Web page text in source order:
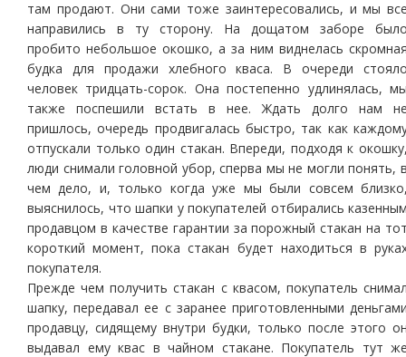
там продают. Они сами тоже заинтересовались, и мы
направились в ту сторону. На дощатом заборе
пробито небольшое окошко, а за ним виднелась
будка для продажи хлебного кваса. В очереди
человек тридцать-сорок. Она постепенно удлинялась,
также поспешили встать в нее. Ждать долго нам
пришлось, очередь продвигалась быстро, так как
отпускали только один стакан. Впереди, подходя к
люди снимали головной убор, сперва мы не могли понять,
чем дело, и, только когда уже мы были совсем
выяснилось, что шапки у покупателей отбирались
продавцом в качестве гарантии за порожный стакан на
короткий момент, пока стакан будет находиться в
покупателя.
Прежде чем получить стакан с квасом, покупатель
шапку, передавал ее с заранее приготовленными
продавцу, сидящему внутри будки, только после этого
выдавал ему квас в чайном стакане. Покупатель тут